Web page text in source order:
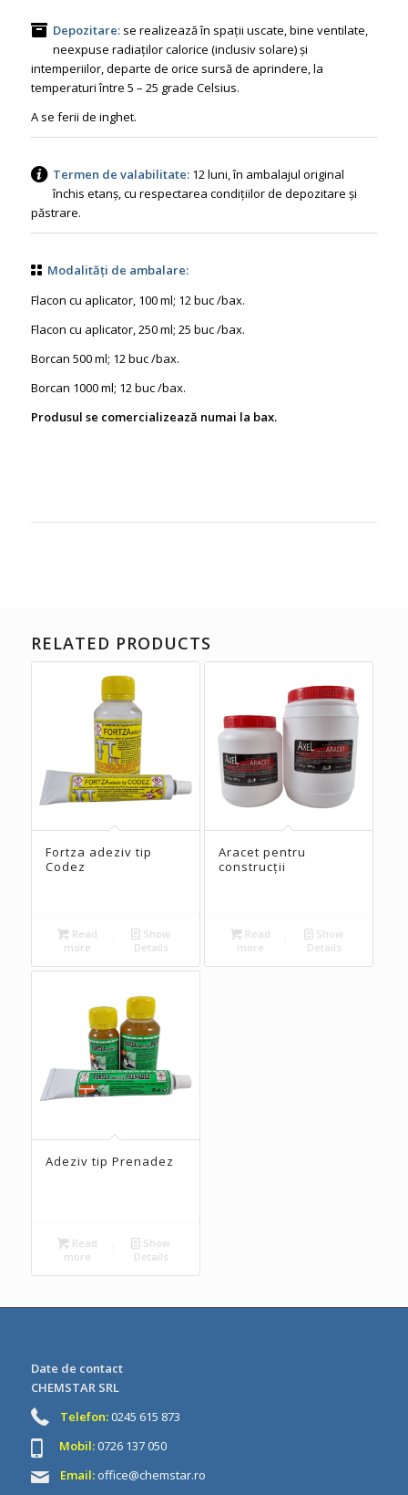
Depozitare: se realizează în spații uscate, bine ventilate,
neexpuse radiaților calorice (inclusiv solare) și
intemperiilor, departe de orice sursă de aprindere, la
temperaturi între 5 – 25 grade Celsius.
A se ferii de inghet.
Termen de valabilitate: 12 luni, în ambalajul original
închis etanș, cu respectarea condițiilor de depozitare și
păstrare.
Modalități de ambalare:
Flacon cu aplicator, 100 ml; 12 buc /bax.
Flacon cu aplicator, 250 ml; 25 buc /bax.
Borcan 500 ml; 12 buc /bax.
Borcan 1000 ml; 12 buc /bax.
Produsul se comercializează numai la bax.
RELATED PRODUCTS
Fortza adeziv tip
Codez
Read
more
Show
Details
Aracet pentru
construcții
Read
more
Show
Details
Adeziv tip Prenadez
Read
more
Show
Details
Date de contact
CHEMSTAR SRL
Telefon:0245 615 873
Mobil:0726 137 050
Email: office@chemstar.ro